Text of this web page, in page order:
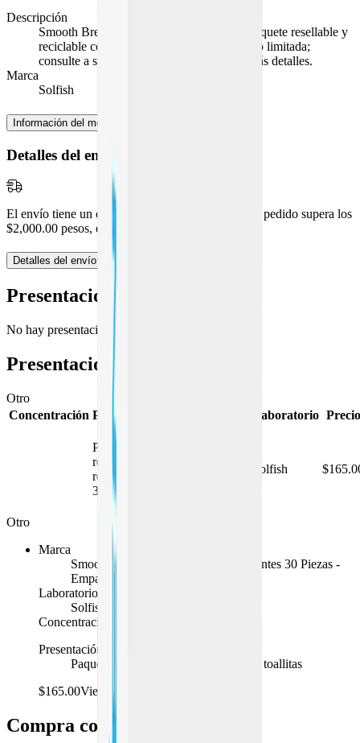
Descripción
Smooth Breeze toallitas desmaquillantes, paquete resellable y
reciclable con 30 piezas. Información de uso limitada;
consulte a su profesional de la salud para más detalles.
Marca
Solfish
Información del medicamento
Detalles del envío
El envío tiene un costo de
pesos, pero si tu pedido supera los
$2,000.00 pesos, es
Detalles del envío
Presentaciones de patente (0)
No hay presentaciones de patente disponibles.
Presentaciones genéricas (
Otro
Concentración Presentación Laboratorio Precio
Paquete
resellable y
reciclable con
30 toallitas
Solfish
Otro
Marca
Smooth Breeze Toallitas Desmaquillantes 30 Piezas -
Empaque Resellable
Laboratorio
Solfish
Concentración
Presentación
Paquete resellable y reciclable con 30 toallitas
$165.00Viendo
Compra con confianza